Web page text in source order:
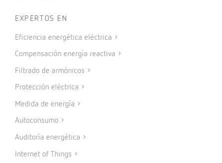
EXPERTOS EN
Eficiencia energética eléctrica
Compensación energía reactiva
Filtrado de armónicos
Protección eléctrica
Medida de energía
Autoconsumo
Auditoría energética
Internet of Things